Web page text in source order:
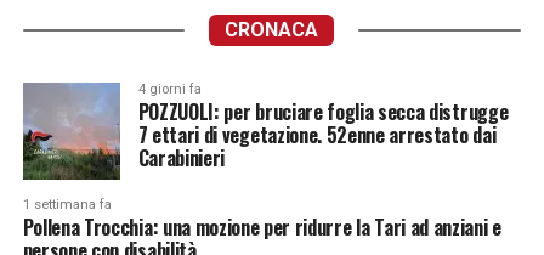
CRONACA
4 giorni fa
POZZUOLI: per bruciare foglia secca distrugge
7 ettari di vegetazione. 52enne arrestato dai
Carabinieri
1 settimana fa
Pollena Trocchia: una mozione per ridurre la Tari ad anziani e